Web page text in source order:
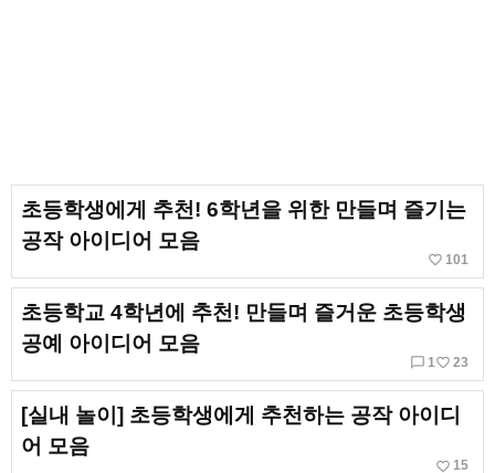
초등학생에게 추천! 6학년을 위한 만들며 즐기는
공작 아이디어 모음
favorite_border 101
초등학교 4학년에 추천! 만들며 즐거운 초등학생
공예 아이디어 모음
chat_bubble_outline 1 favorite_border 23
[실내 놀이] 초등학생에게 추천하는 공작 아이디
어 모음
favorite_border 15